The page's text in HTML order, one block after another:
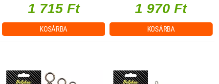
1 715 Ft
KOSÁRBA
1 970 Ft
KOSÁRBA